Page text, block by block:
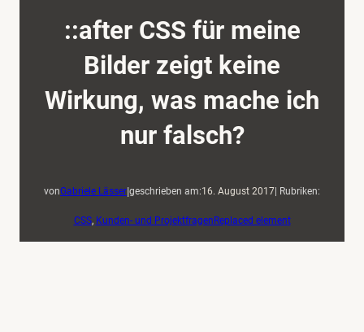
::after CSS für meine
Bilder zeigt keine
Wirkung, was mache ich
nur falsch?
vonGabriele Lässer|geschrieben am:16. August 2017| Rubriken:
CSS, Kunden- und Projektfragen Replaced element